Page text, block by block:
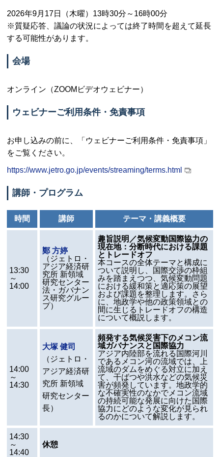
2026年9月17日（木曜）13時30分～16時00分
※質疑応答、議論の状況によっては終了時間を超えて延長
する可能性があります。
会場
オンライン（ZOOM ビデオウェビナー）
ウェビナーご利用条件・免責事項
お申し込みの前に、「ウェビナーご利用条件・免責事項」
をご覧ください。
https://www.jetro.go.jp/events/streaming/terms.html
講師・プログラム
時間 講師 テーマ・講義概要
13:30
～
14:00
鄭 方婷
（ジェトロ・
アジア経済研
究所 新領域
研究センター
法・ガバナン
ス研究グルー
プ）
趣旨説明／気候変動国際協力の
現在地：分断時代における課題
とトレードオフ
本コースの全体テーマと構成に
ついて説明し、国際交渉の枠組
みを踏まえつつ、気候変動問題
における緩和策と適応策の展望
および課題を整理します。さら
に、地政学や他の政策領域との
間に生じるトレードオフの構造
について概説します。
14:00
～
14:30
大塚 健司
（ジェトロ・
アジア経済研
究所 新領域
研究センター
長）
頻発する気候災害下のメコン流
域ガバナンスと国際協力
アジア内陸部を流れる国際河川
であるメコン河の流域では、上
流域のダムをめぐる対立に加え
て、干ばつや洪水などの気候災
害が頻発しています。地政学的
な不確実性のなかでメコン流域
の持続可能な発展に向けた国際
協力にどのような変化が見られ
るのかについて解説します。
14:30
～
14:40
休憩